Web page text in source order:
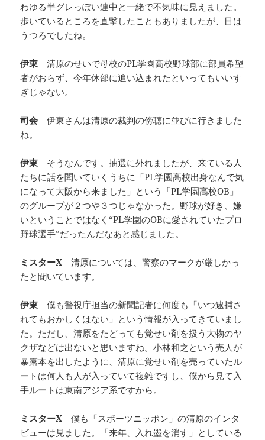
わゆる半グレっぽい連中と一緒で不気味に見えました。
歩いているところを直撃したこともありましたが、目は
うつろでしたね。
伊東 清原のせいで母校のPL学園高校野球部に部員希望
者がおらず、今年休部に追い込まれたといってもいいす
ぎじゃない。
司会 伊東さんは清原の裁判の傍聴に並びに行きました
ね。
伊東 そうなんです。抽選に外れましたが、来ている人
たちに話を聞いていくうちに「PL学園高校出身なんで気
になって大阪から来ました」という「PL学園高校OB」
のグループが２つや３つじゃなかった。野球が好き、嫌
いということではなく“PL学園のOBに愛されていたプロ
野球選手”だったんだなあと感じました。
ミスターX 清原については、警察のマークが厳しかっ
たと聞いています。
伊東 僕も警視庁担当の新聞記者に何度も「いつ逮捕さ
れてもおかしくはない」という情報が入ってきていまし
た。ただし、清原をたどっても覚せい剤を扱う大物のヤ
クザなどは出ないと思いますね。小林和之という売人が
暴露本を出したように、清原に覚せい剤を売っていたル
ートは何人も人が入っていて複雑ですし、僕から見て入
手ルートは東南アジア系ですから。
ミスターX 僕も「スポーツニッポン」の清原のインタ
ビューは見ました。「来年、入れ墨を消す」としている